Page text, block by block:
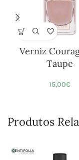
Verniz
Taupe
15,00€
Produtos